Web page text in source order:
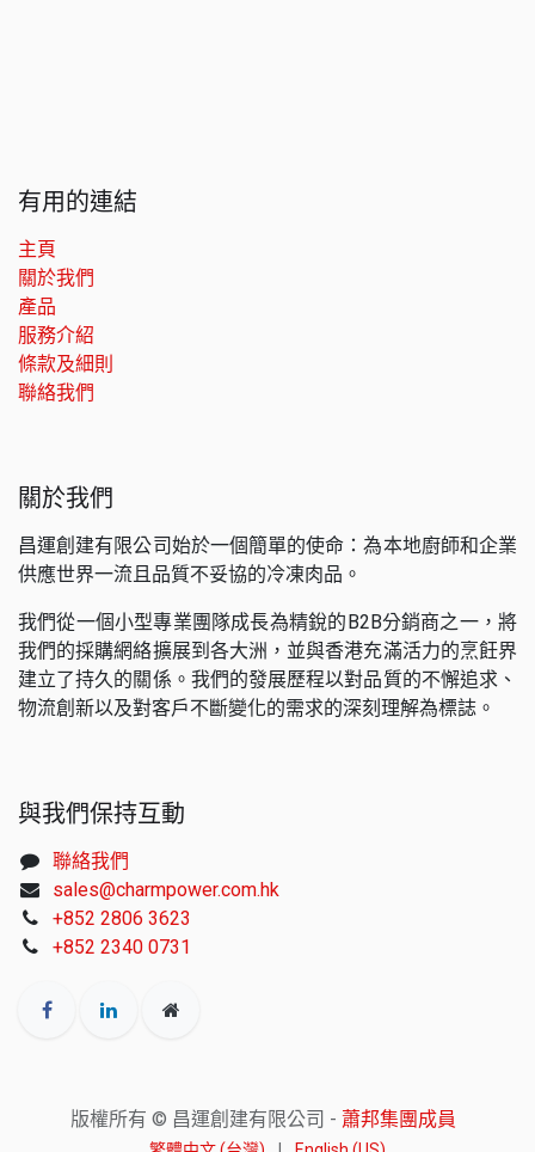
有用的連結
主頁
關於我們
產品
服務介紹
條款及細則
聯絡我們
關於我們
昌運創建有限公司始於一個簡單的使命：為本地廚師和企業
供應世界一流且品質不妥協的冷凍肉品。
我們從一個小型專業團隊成長為精銳的B2B分銷商之一，將
我們的採購網絡擴展到各大洲，並與香港充滿活力的烹飪界
建立了持久的關係。我們的發展歷程以對品質的不懈追求、
物流創新以及對客戶不斷變化的需求的深刻理解為標誌。
與我們保持互動
聯絡我們
sales@charmpower.com.hk
+852 2806 3623
+852 2340 0731
版權所有 © 昌運創建有限公司 - 蕭邦集團成員